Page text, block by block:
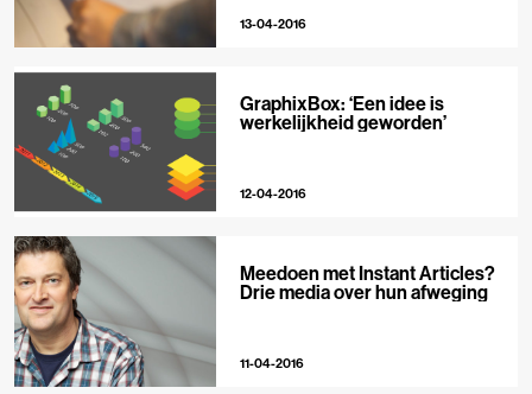
13-04-2016
GraphixBox: ‘Een idee is
werkelijkheid geworden’
12-04-2016
Meedoen met Instant Articles?
Drie media over hun afweging
11-04-2016